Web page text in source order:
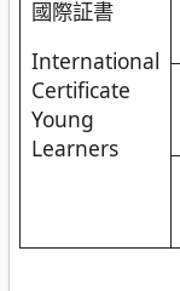
國際証書
International
Certificate
Young
Learners